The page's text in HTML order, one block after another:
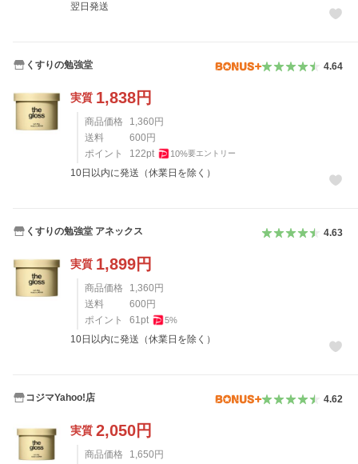
翌日発送
くすりの勉強堂 4.64
実質 1,838円
商品価格 1,360 円
送料
600 円
ポイント
122pt 10%要エントリー
10日以内に発送（休業日を除く）
くすりの勉強堂 アネックス 4.63
実質 1,899円
商品価格 1,360 円
送料
600 円
ポイント
61pt 5%
10日以内に発送（休業日を除く）
コジマYahoo!店 4.62
実質 2,050円
商品価格 1,650 円